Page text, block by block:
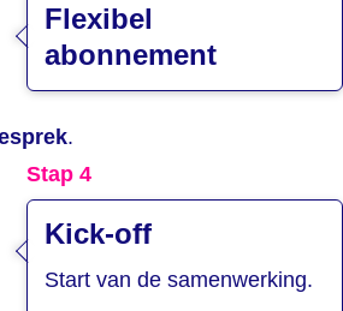
Flexibel
abonnement
Stap 4
Kick-off
Start van de samenwerking.
.